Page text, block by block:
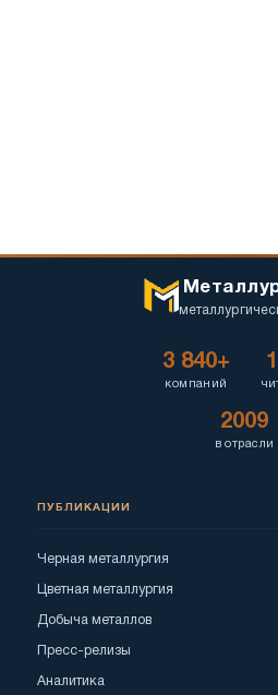
3 840+
компаний
2009
в отрасли
ПУБЛИКАЦИИ
Черная металлургия
Цветная металлургия
Добыча металлов
Пресс-релизы
Аналитика